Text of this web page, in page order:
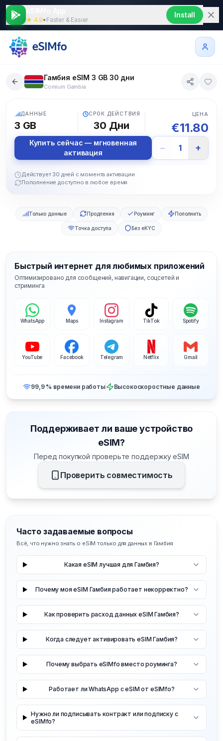
★ 4.9• Faster & Easier
Install
Гамбия eSIM 3 GB 30 дни
Comium Gambia
ДАННЫЕ
3 GB
СРОК ДЕЙСТВИЯ
30 Дни
ЦЕНА
€11.80
Купить сейчас — мгновенная
активация
− 1 +
Действует 30 дней с момента активации
Пополнение доступно в любое время
Только данные Продления Роуминг Пополнить
Точка доступа Без eKYC
Быстрый интернет для любимых приложений
Оптимизировано для сообщений, навигации, соцсетей и
стриминга
WhatsApp Maps Instagram TikTok Spotify
YouTube Facebook Telegram Netflix Gmail
99,9 % времени работы Высокоскоростные данные
Поддерживает ли ваше устройство
eSIM?
Перед покупкой проверьте поддержку eSIM
Проверить совместимость
Часто задаваемые вопросы
Всё, что нужно знать о eSIM только для данных в Гамбия
Какая eSIM лучшая для Гамбия?
Почему моя eSIM Гамбия работает некорректно?
Как проверить расход данных eSIM Гамбия?
Когда следует активировать eSIM Гамбия?
Почему выбрать eSIMfo вместо роуминга?
Работает ли WhatsApp с eSIM от eSIMfo?
Нужно ли подписывать контракт или подписку с
eSIMfo?